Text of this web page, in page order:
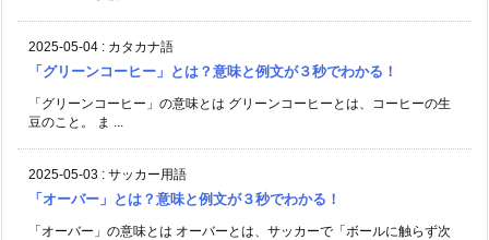
2025-05-04 : カタカナ語
「グリーンコーヒー」とは？意味と例文が３秒でわかる！
「グリーンコーヒー」の意味とは グリーンコーヒーとは、コーヒーの生
豆のこと。 ま ...
2025-05-03 : サッカー用語
「オーバー」とは？意味と例文が３秒でわかる！
「オーバー」の意味とは オーバーとは、サッカーで「ボールに触らず次